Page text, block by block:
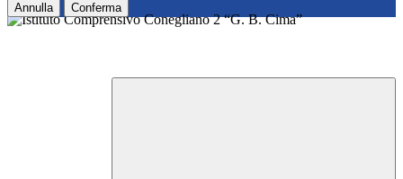
Annulla Conferma